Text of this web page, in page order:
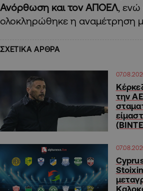
Ανόρθωση και τον ΑΠΟΕΛ, ενώ
ολοκληρώθηκε η αναμέτρηση
ΣΧΕΤΙΚΑ ΑΡΘΡΑ
την